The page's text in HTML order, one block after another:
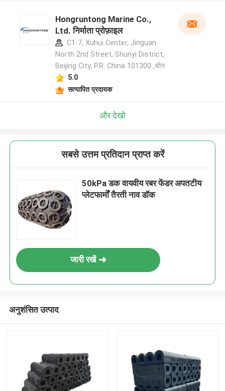
Hongruntong Marine Co.,
Ltd. निर्माता प्रोफ़ाइल
C1-7, Xuhui Center, Jinguan
North 2nd Street, Shunyi District,
Beijing City, P.R. China 101300 ,चीन
5.0
सत्यापित प्रदायक
और देखो
सबसे उत्तम प्रतिदान प्राप्त करें
50kPa डक वायवीय रबर फेंडर अपतटीय
प्लेटफार्मों तैरती नाव डॉक
जारी रखें
अनुशंसित उत्पाद